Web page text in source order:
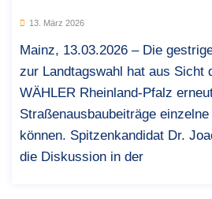
13. März 2026
Mainz, 13.03.2026 – Die
zur Landtagswahl hat aus Sicht
WÄHLER Rheinland-Pfalz
Straßenausbaubeiträge
können. Spitzenkandidat Dr.
die Diskussion in der